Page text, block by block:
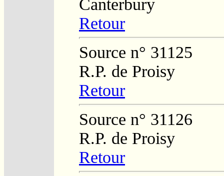
Canterbury
Retour
Source n° 31125
R.P. de Proisy
Retour
Source n° 31126
R.P. de Proisy
Retour